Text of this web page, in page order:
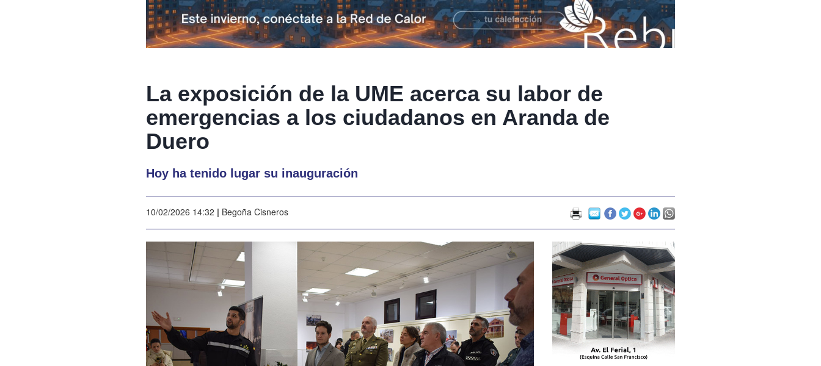
La exposición de la UME acerca su labor de
emergencias a los ciudadanos en Aranda de
Duero
Hoy ha tenido lugar su inauguración
10/02/2026 14:32 | Begoña Cisneros